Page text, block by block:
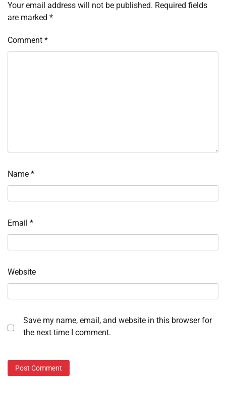
Your email address will not be published. Required fields
are marked *
Comment *
Name *
Email *
Website
Save my name, email, and website in this browser for
the next time I comment.